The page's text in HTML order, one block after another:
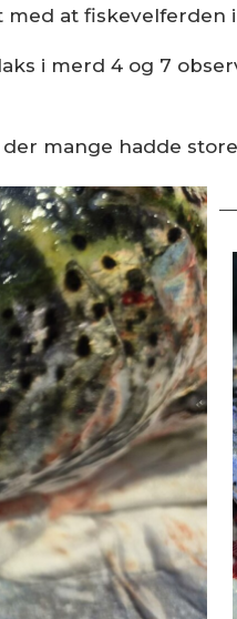
at fiskevelferden
i merd 4 og 7
mange hadde